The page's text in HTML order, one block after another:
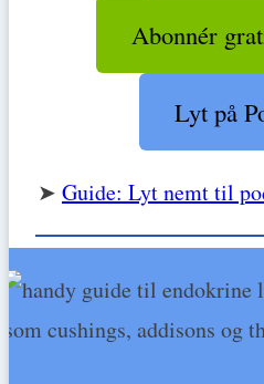
Abonnér
Lyt på
➤ Guide: Lyt nemt til